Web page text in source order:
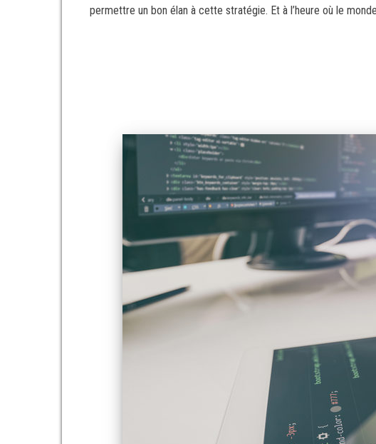
permettre un bon élan à cette stratégie. Et à l’heure où le